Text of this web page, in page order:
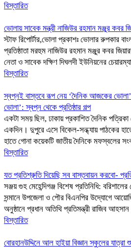
বিস্তারিত
ভোলায় সাবেক মন্ত্রী নাজিউর রহমান মঞ্জুর কবর
স্টাফ রিপোর্টার,ভোলা প্রকাশঃ ভোলার রুপকার
প্রতিষ্ঠাতা মরহুম নাজিউর রহমান মঞ্জুর কবর
নেতা ও সাবেক দক্ষিণ দিঘলদী ইউনিয়নের
বিস্তারিত
স্বপ্নই বাস্তবে রূপ নেয় ‘দৈনিক আজকের
ভোলা’: স্বপ্ন থেকে প্রতিষ্ঠার গল্প
একটা সময় ছিল, ঢাকায় প্রকাশিত দৈনিক
একদিন। দুপুরে এসে বিকেল-সন্ধ্যায় পাঠকের
হাতে গোনা কয়েকটি জাতীয় দৈনিকে মফস্বলের
বিস্তারিত
যত প্রতিশ্রুতি দিয়েছি সব বাস্তবায়ন করবো-
সঞ্জয় গুহ মেহেন্দিগঞ্জ বিশেষ প্রতিনিধি: বরিশালের
সন্মানে উপজেলা ও পৌর বিএনপির উদ্যোগে
অনুষ্ঠানে প্রধান অতিথি প্রতিমন্ত্রী রাজিব
বিস্তারিত
বোরহানউদ্দিনে আল হাইয়া বিজ্ঞান স্কুলের যাত্রা